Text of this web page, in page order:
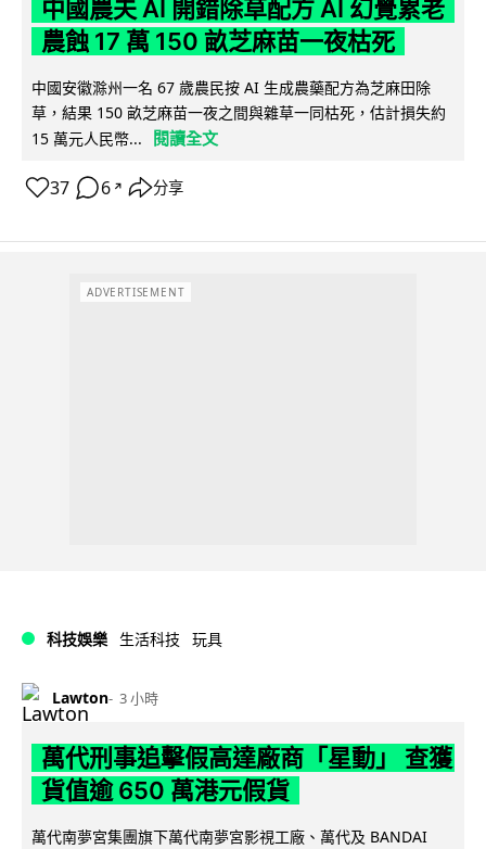
中國農夫 AI 開錯除草配方 AI 幻覺累老
農蝕 17 萬 150 畝芝麻苗一夜枯死
中國安徽滁州一名 67 歲農民按 AI 生成農藥配方為芝麻田除
草，結果 150 畝芝麻苗一夜之間與雜草一同枯死，估計損失約
15 萬元人民幣...
閱讀全文
37 6 ↗ 分享
ADVERTISEMENT
科技娛樂 生活科技 玩具
Lawton 3 小時
萬代刑事追擊假高達廠商「星動」 查獲
貨值逾 650 萬港元假貨
萬代南夢宮集團旗下萬代南夢宮影視工廠、萬代及 BANDAI